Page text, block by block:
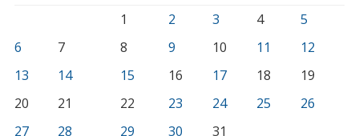
1
2 3 4
5
6
7 8 9 10 11
12
13
14 15 16 17 18
19
20
21 22 23 24 25
26
27
28 29 30 31